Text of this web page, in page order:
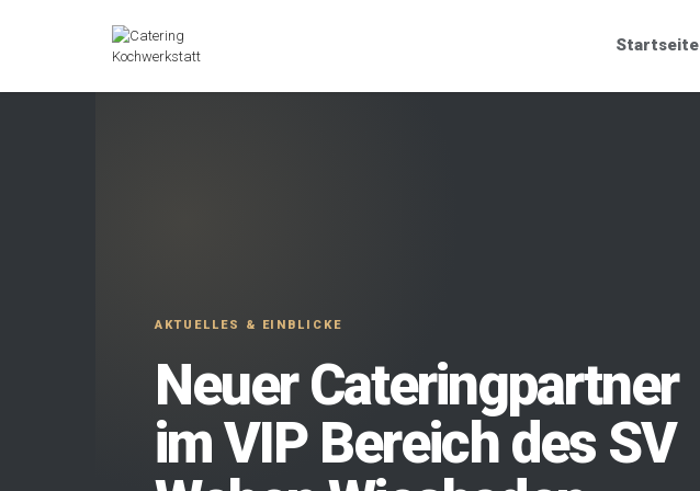
Startseite
Neuer Cateringpartner
im VIP Bereich des SV